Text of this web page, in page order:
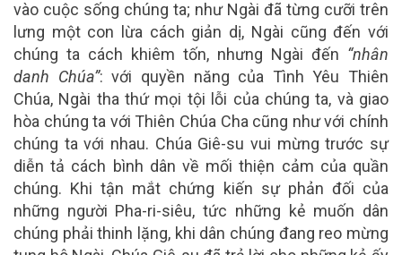
vào cuộc sống chúng ta; như Ngài đã từng cưỡi trên
lưng một con lừa cách giản dị, Ngài cũng đến với
chúng ta cách khiêm tốn, nhưng Ngài đến “nhân
danh Chúa”: với quyền năng của Tình Yêu Thiên
Chúa, Ngài tha thứ mọi tội lỗi của chúng ta, và giao
hòa chúng ta với Thiên Chúa Cha cũng như với chính
chúng ta với nhau. Chúa Giê-su vui mừng trước sự
diễn tả cách bình dân về mối thiện cảm của quần
chúng. Khi tận mắt chứng kiến sự phản đối của
những người Pha-ri-siêu, tức những kẻ muốn dân
chúng phải thinh lặng, khi dân chúng đang reo mừng